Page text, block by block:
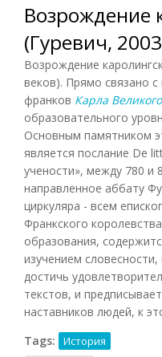
Возрождение
(Гуревич,
Возрождение
веков). Прямо связано
франков Карла Великого
образовательного
Основным памятником
является послание De
учености», между 780 и
направленное аббату
циркуляра - всем
Франкского
образования,
изучением
достичь
текстов, и
наставников людей, к
Tags:
История